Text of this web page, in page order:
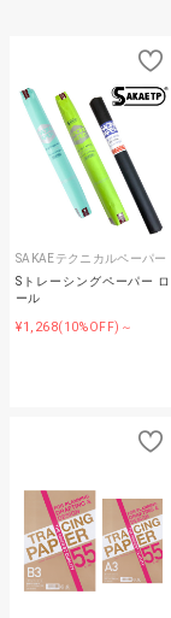
SAKAEテクニカルペーパー
Sトレーシングペーパー ロ
ール
¥1,268(10%OFF)～